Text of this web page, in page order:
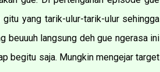
yang tarik-ulur-tarik-ulur sehingga
beuuuh langsung deh gue ngerasa ini
begitu saja. Mungkin mengejar target